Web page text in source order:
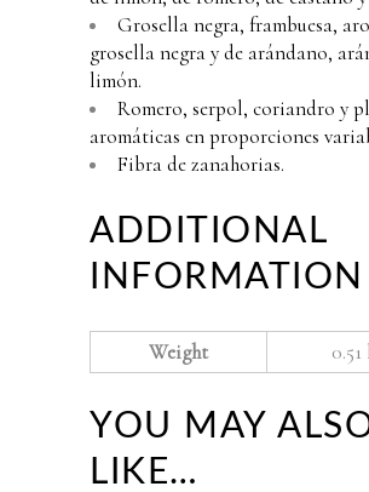
Grosella negra, frambuesa,
grosella negra y de arándano,
limón.
Romero, serpol, coriandro y
aromáticas en proporciones
Fibra de zanahorias.
ADDITIONAL
INFORMATION
Weight
YOU MAY
LIKE…